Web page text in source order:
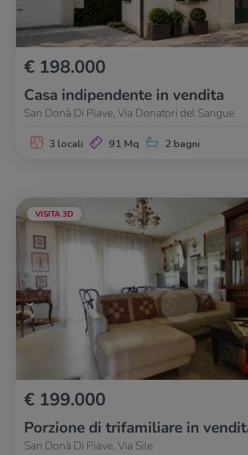
€ 198.000
Casa indipendente in vendita
San Donà Di Piave, Via Donatori del Sangue
3 locali 91 Mq 2 bagni
VISITA 3D
€ 199.000
Porzione di trifamiliare in
San Donà Di Piave, Via Sile